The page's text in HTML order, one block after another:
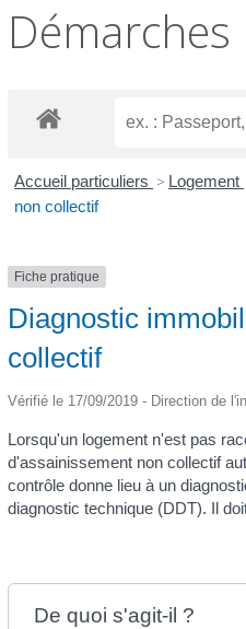
Accueil particuliers > Logement
non collectif
Fiche pratique
Diagnostic
collectif
Vérifié le 17/09/2019 - Direction de
Lorsqu'un logement n'est pas
d'assainissement non collectif
contrôle donne lieu à un
diagnostic technique (DDT). Il
De quoi s'agit-il ?